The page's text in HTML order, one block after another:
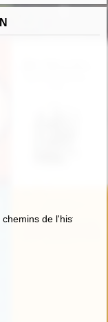
chemins de l'histoire